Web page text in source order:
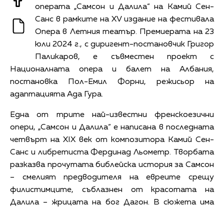
операта „Самсон и Далила“ на Камий Сен-
Санс в рамките на XV издание на фестивала
Опера в Летния театър. Премиерата на 23
юли 2024 г., с диригент-постановчик Григор
Паликаров, е съвместен проект с
Националната опера и балет на Албания,
постановка Пол-Емил Форни, режисьор на
адаптацията Ада Гура.
Една от трите най-известни френскоезични
опери, „Самсон и Далила“ е написана в последната
четвърт на XIX век от композитора Камий Сен-
Санс и либретиста Фердинад Льометр. Творбата
разказва прочутата библейска история за Самсон
– смелият предводителя на евреите срещу
филистимците, съблазнен от красотата на
Далила – жрицата на бог Дагон. В сюжета има